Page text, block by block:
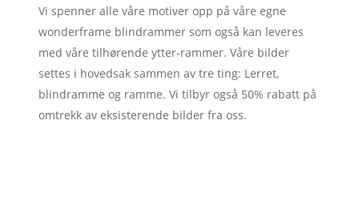
Vi spenner alle våre motiver opp på våre egne
wonderframe blindrammer som også kan leveres
med våre tilhørende ytter-rammer. Våre bilder
settes i hovedsak sammen av tre ting: Lerret,
blindramme og ramme. Vi tilbyr også 50% rabatt på
omtrekk av eksisterende bilder fra oss.